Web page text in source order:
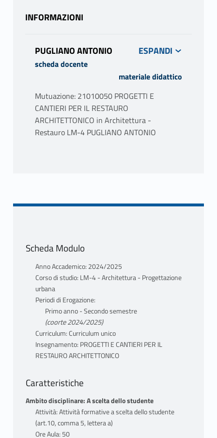
INFORMAZIONI
PUGLIANO ANTONIO
scheda docente
materiale didattico
Mutuazione: 21010050 PROGETTI E
CANTIERI PER IL RESTAURO
ARCHITETTONICO in Architettura -
Restauro LM-4 PUGLIANO ANTONIO
dell’architettura antica, medioevale e
Il corso, pertanto, prevede una introduzione
sul metodo analitico, sullo scenario
normativo di riferimento e si concentra sulle
sintesi operative del processo progettuale ed
esecutivo del restauro architettonico di
genere filologico. La didattica, quindi,
svilupperà lo studio comparato dei Caratteri
costruttivi dell’edilizia storica e su questa
Progettazione architettonica del restauro.
restauro architettonico di genere filologico
verrà illustrato nel suo sviluppo
metodologico, dai preliminari analitici alle
Scheda Modulo
Anno Accademico: 2024/2025
Corso di studio: LM-4 - Architettura - Progettazione
urbana
Periodi di Erogazione:
Primo anno - Secondo semestre
(coorte 2024/2025)
Curriculum: Curriculum unico
Insegnamento: PROGETTI E CANTIERI PER IL
RESTAURO ARCHITETTONICO
Caratteristiche
Ambito disciplinare: A scelta dello studente
Attività: Attività formative a scelta dello studente
(art.10, comma 5, lettera a)
Ore Aula: 50